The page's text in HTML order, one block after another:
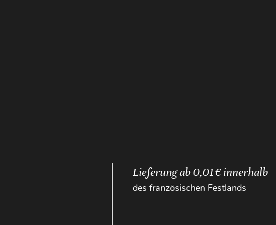
Lieferung ab 0,01 € innerhalb
des französischen Festlands